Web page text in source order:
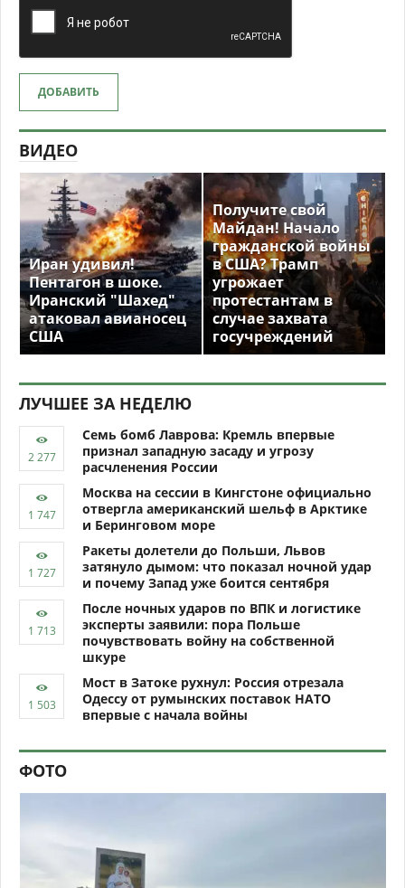
ДОБАВИТЬ
ВИДЕО
Иран удивил!
Пентагон в шоке.
Иранский "Шахед"
атаковал авианосец
США
Получите свой
Майдан! Начало
гражданской войны
в США? Трамп
угрожает
протестантам в
случае захвата
госучреждений
ЛУЧШЕЕ ЗА НЕДЕЛЮ
Семь бомб Лаврова: Кремль впервые
признал западную засаду и угрозу
расчленения России
Москва на сессии в Кингстоне официально
отвергла американский шельф в Арктике
и Беринговом море
Ракеты долетели до Польши, Львов
затянуло дымом: что показал ночной удар
и почему Запад уже боится сентября
После ночных ударов по ВПК и логистике
эксперты заявили: пора Польше
почувствовать войну на собственной
шкуре
Мост в Затоке рухнул: Россия отрезала
Одессу от румынских поставок НАТО
впервые с начала войны
ФОТО